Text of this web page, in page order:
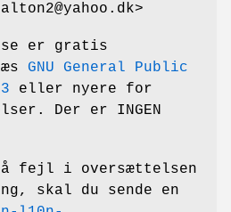
er gratis
GNU General Public
eller nyere for
Der er INGEN
fejl i oversættelsen
skal du sende en